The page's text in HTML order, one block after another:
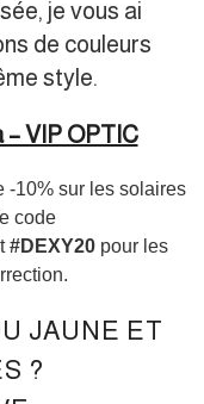
je vous ai
de couleurs
style.
VIP OPTIC
-10% sur les solaires
code
#DEXY20 pour les
JAUNE ET
?